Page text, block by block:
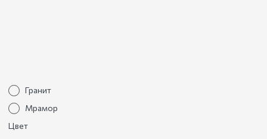
Гранит
Мрамор
Цвет